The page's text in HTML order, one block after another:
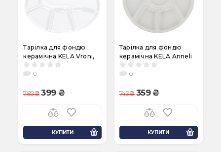
Тарілка для фондю
керамічна KELA Vroni,
28х22х2,5 см, біла
(67406)
0
789 399
КУПИТИ
Тарілка для фондю
керамічна KELA Anneli
Ø21,5х2 см, біла (67403)
0
749 359
КУПИТИ